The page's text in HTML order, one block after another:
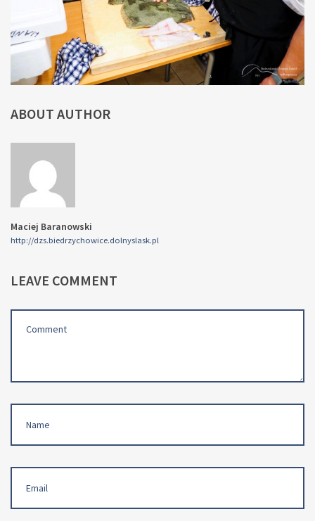
ABOUT AUTHOR
Maciej Baranowski
http://dzs.biedrzychowice.dolnyslask.pl
LEAVE COMMENT